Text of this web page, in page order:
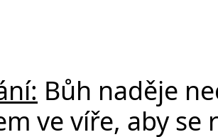
Bůh naděje
ve víře, aby se